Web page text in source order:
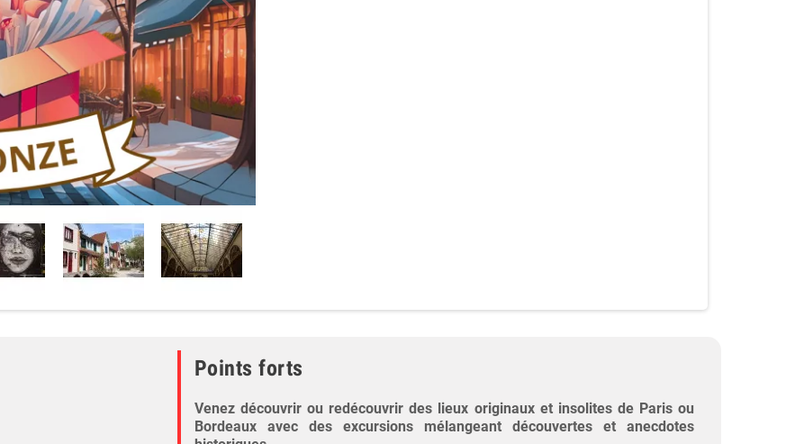
Points forts
Venez découvrir ou redécouvrir des lieux originaux et insolites de Paris ou
Bordeaux avec des excursions mélangeant découvertes et anecdotes